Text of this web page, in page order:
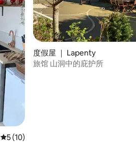
平均评分 5 分（满分 5 分），共 10 条评价
5 (10)
度假屋 ｜ Lapenty
旅馆 山洞中的庇护所